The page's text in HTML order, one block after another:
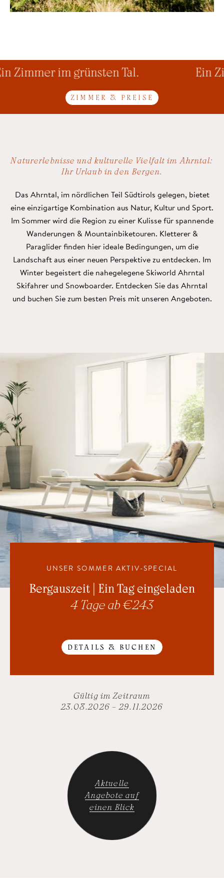
Zimmer im grünsten Tal. Ein
ZIMMER & PREISE
Naturerlebnisse und kulturelle Vielfalt im Ahrntal:
Ihr Urlaub in den Bergen.
Das Ahrntal, im nördlichen Teil Südtirols gelegen, bietet
eine einzigartige Kombination aus Natur, Kultur und Sport.
Im Sommer wird die Region zu einer Kulisse für spannende
Wanderungen & Mountainbiketouren. Kletterer &
Paraglider finden hier ideale Bedingungen, um die
Landschaft aus einer neuen Perspektive zu entdecken. Im
Winter begeistert die nahegelegene Skiworld Ahrntal
Skifahrer und Snowboarder. Entdecken Sie das Ahrntal
und buchen Sie zum besten Preis mit unseren Angeboten.
UNSER SOMMER AKTIV-SPECIAL
Bergauszeit | Ein Tag eingeladen
4 Tage ab € 243
DETAILS & BUCHEN
Gültig im Zeitraum
23.08.2026 – 29.11.2026
Aktuelle
Angebote auf
einen Blick